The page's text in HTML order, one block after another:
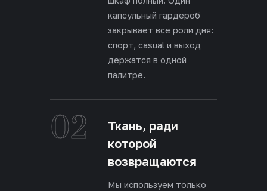
капсульный гардероб
закрывает все роли дня:
спорт, casual и выход
держатся в одной
палитре.
02
Ткань, ради
которой
возвращаются
Мы используем только